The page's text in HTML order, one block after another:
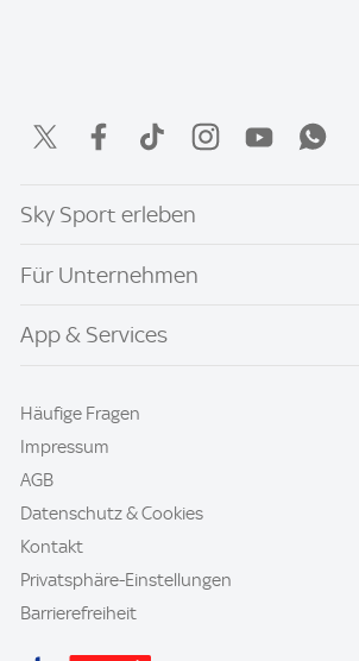
Sky Sport erleben
Für Unternehmen
App & Services
Häufige Fragen
Impressum
AGB
Datenschutz & Cookies
Kontakt
Privatsphäre-Einstellungen
Barrierefreiheit